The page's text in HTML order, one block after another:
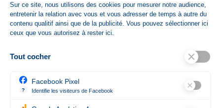
Naturel
clair
Précédent123 Suivant
Sur ce site, nous utilisons des cookies pour mesurer notre audience,
entretenir la relation avec vous et vous adresser de temps à autre du
contenu qualitif ainsi que de la publicité. Vous pouvez sélectionner ici
ceux que vous autorisez à rester ici.
Tout cocher
?
Facebook Pixel
Identifie les visiteurs de Facebook